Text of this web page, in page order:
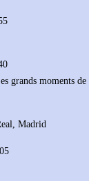
grands moments de
Madrid